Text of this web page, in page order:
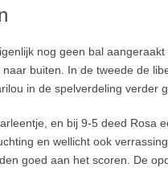
nog geen bal
buiten. In de tweede de
in de spelverdeling verder
en bij 9-5 deed Rosa
en wellicht ook
goed aan het scoren. De